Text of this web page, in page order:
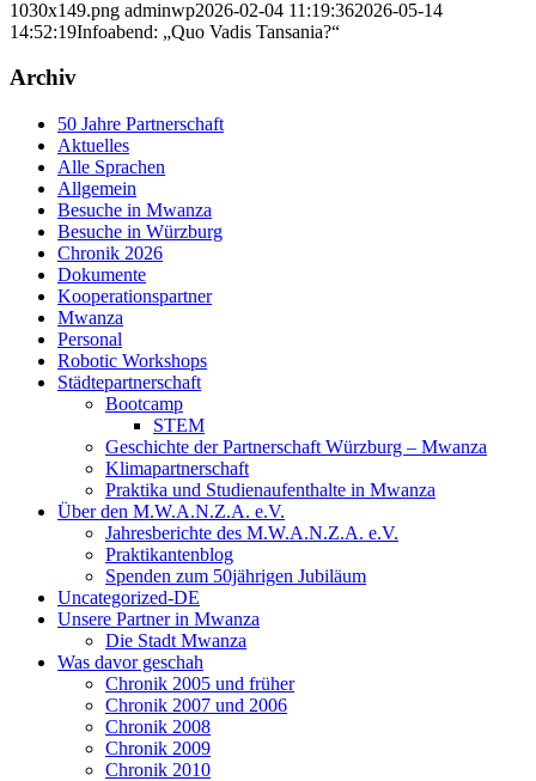
1030x149.png adminwp2026-02-04 11:19:362026-05-14
14:52:19Infoabend: „Quo Vadis Tansania?“
Archiv
50 Jahre Partnerschaft
Aktuelles
Alle Sprachen
Allgemein
Besuche in Mwanza
Besuche in Würzburg
Chronik 2026
Dokumente
Kooperationspartner
Mwanza
Personal
Robotic Workshops
Städtepartnerschaft
Bootcamp
STEM
Geschichte der Partnerschaft Würzburg – Mwanza
Klimapartnerschaft
Praktika und Studienaufenthalte in Mwanza
Über den M.W.A.N.Z.A. e.V.
Jahresberichte des M.W.A.N.Z.A. e.V.
Praktikantenblog
Spenden zum 50jährigen Jubiläum
Uncategorized-DE
Unsere Partner in Mwanza
Die Stadt Mwanza
Was davor geschah
Chronik 2005 und früher
Chronik 2007 und 2006
Chronik 2008
Chronik 2009
Chronik 2010